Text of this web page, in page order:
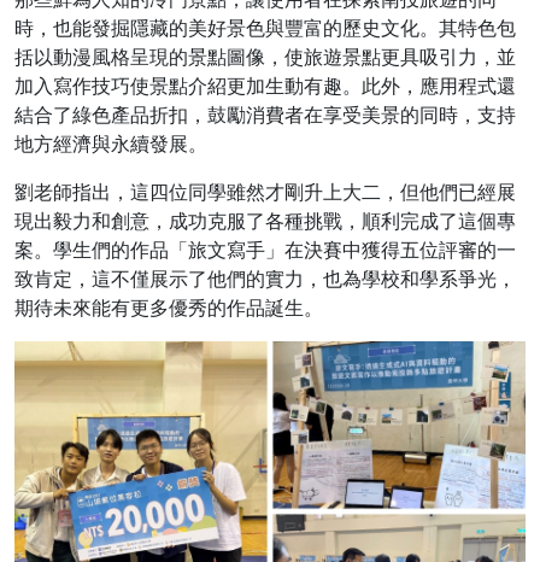
時，也能發掘隱藏的美好景色與豐富的歷史文化。其特色包
括以動漫風格呈現的景點圖像，使旅遊景點更具吸引力，並
加入寫作技巧使景點介紹更加生動有趣。此外，應用程式還
結合了綠色產品折扣，鼓勵消費者在享受美景的同時，支持
地方經濟與永續發展。
劉老師指出，這四位同學雖然才剛升上大二，但他們已經展
現出毅力和創意，成功克服了各種挑戰，順利完成了這個專
案。學生們的作品「旅文寫手」在決賽中獲得五位評審的一
致肯定，這不僅展示了他們的實力，也為學校和學系爭光，
期待未來能有更多優秀的作品誕生。